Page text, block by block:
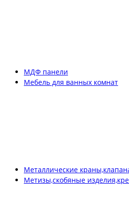
МДФ панели
Мебель для ванных комнат
Металлические
Метизы,скобяные